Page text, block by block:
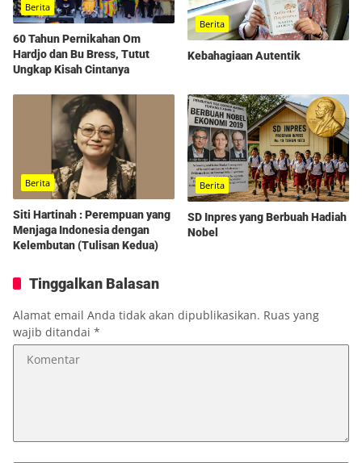
Berita
60 Tahun Pernikahan Om
Hardjo dan Bu Bress, Tutut
Ungkap Kisah Cintanya
Berita
Kebahagiaan Autentik
Berita
Siti Hartinah : Perempuan yang
Menjaga Indonesia dengan
Kelembutan (Tulisan Kedua)
Berita
SD Inpres yang Berbuah Hadiah
Nobel
Tinggalkan Balasan
Alamat email Anda tidak akan dipublikasikan. Ruas yang
wajib ditandai *